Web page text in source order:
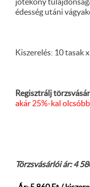
jótékony
édesség utáni
Kiszerelés: 10 tasak
Regisztrálj
akár 25%-kal
Törzsvásárlói ár: 4